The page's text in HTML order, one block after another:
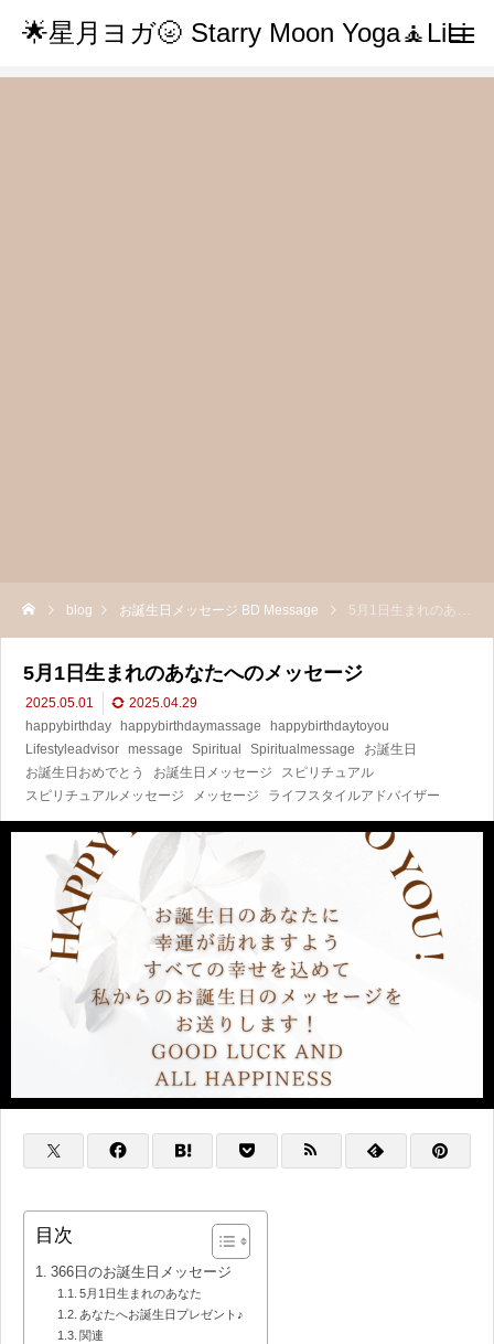
🌟星月ヨガ🌝 Starry Moon Yoga🧘LiLi
blog お誕生日メッセージ BD Message 5月1日生まれのあなたへのメッセージ
5月1日生まれのあなたへのメッセージ
2025.05.01
2025.04.29
happybirthday
happybirthdaymassage
happybirthdaytoyou
Lifestyleadvisor message Spiritual Spiritualmessage
お誕生日
お誕生日おめでとう
お誕生日メッセージ
スピリチュアル
スピリチュアルメッセージ
メッセージ ライフスタイルアドバイザー
目次
366日のお誕生日メッセージ
5月1日生まれのあなた
あなたへお誕生日プレゼント♪
関連